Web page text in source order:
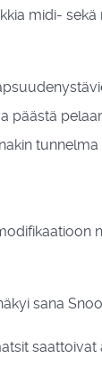
midi-
sana
saattoivat